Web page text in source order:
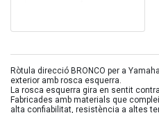
Ròtula direcció BRONCO per a
exterior amb rosca esquerra.
La rosca esquerra gira en sentit
Fabricades amb materials que
alta confiabilitat, resistència a altes